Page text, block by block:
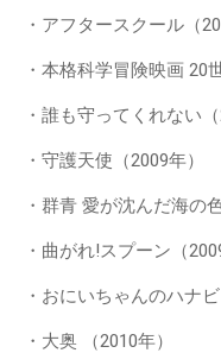
・アフタースクール（
・本格科学冒険映画 20
・誰も守ってくれない（
・守護天使（2009年）
・群青 愛が沈んだ海の
・曲がれ!スプーン（
・おにいちゃんのハナビ
・大奥 （2010年）